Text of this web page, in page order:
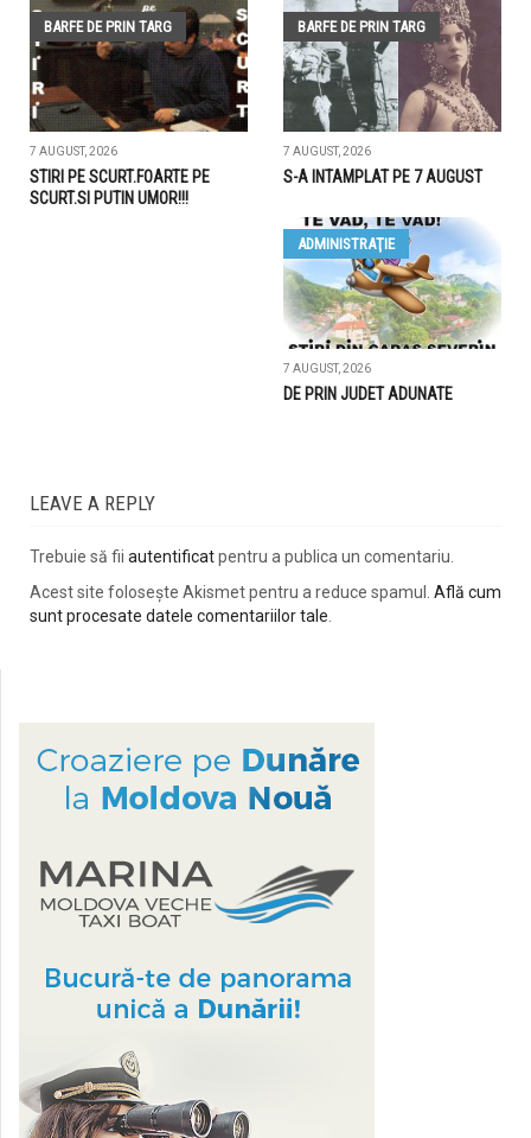
BARFE DE PRIN TARG
7 AUGUST, 2026
STIRI PE SCURT.FOARTE PE
SCURT.SI PUTIN UMOR!!!
BARFE DE PRIN TARG
7 AUGUST, 2026
S-A INTAMPLAT PE 7 AUGUST
ADMINISTRAŢIE
7 AUGUST, 2026
DE PRIN JUDET ADUNATE
LEAVE A REPLY
Trebuie să fii autentificatpentru a publica un comentariu.
Acest site folosește Akismet pentru a reduce spamul. Află cum
sunt procesate datele comentariilor tale